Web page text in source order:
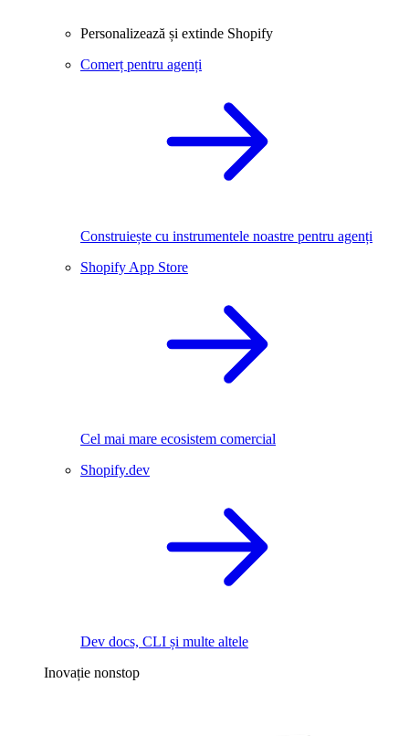
Personalizează și extinde Shopify
Comerț pentru agenți
Construiește cu instrumentele noastre pentru agenți
Shopify App Store
Cel mai mare ecosistem comercial
Shopify.dev
Dev docs, CLI și multe altele
Inovație nonstop